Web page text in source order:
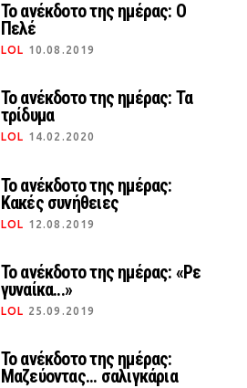
Το ανέκδοτο της ημέρας: Ο
Πελέ
LOL 10.08.2019
Το ανέκδοτο της ημέρας: Τα
τρίδυμα
LOL 14.02.2020
Το ανέκδοτο της ημέρας:
Κακές συνήθειες
LOL 12.08.2019
Το ανέκδοτο της ημέρας: «Ρε
γυναίκα...»
LOL 25.09.2019
Το ανέκδοτο της ημέρας:
Μαζεύοντας... σαλιγκάρια